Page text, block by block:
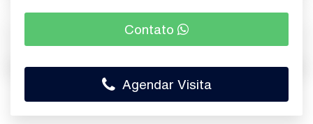
Contato
Agendar Visita